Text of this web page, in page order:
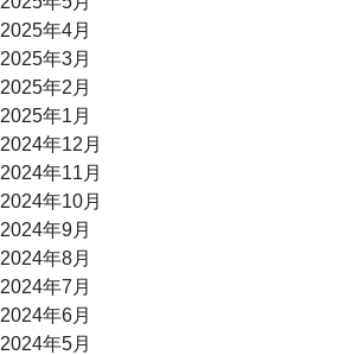
2025年4月
2025年3月
2025年2月
2025年1月
2024年12月
2024年11月
2024年10月
2024年9月
2024年8月
2024年7月
2024年6月
2024年5月